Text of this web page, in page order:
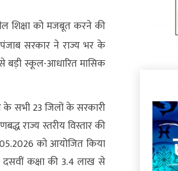
शिक्षा को मजबूत करने की
सरकार ने राज्य भर के
बड़ी स्कूल-आधारित मासिक
सभी 23 जिलों के सरकारी
राज्य स्तरीय विस्तार की
को आयोजित किया
कक्षा की 3.4 लाख से